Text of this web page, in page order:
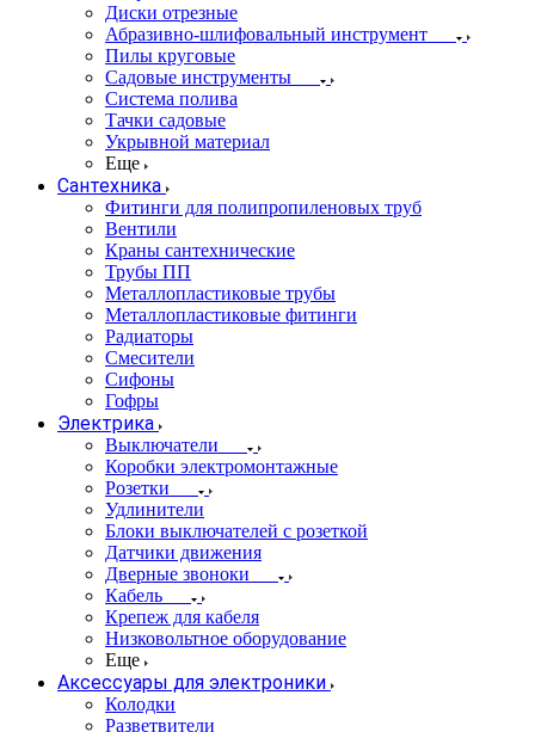
Диски отрезные
Абразивно-шлифовальный инструмент
Пилы круговые
Садовые инструменты
Система полива
Тачки садовые
Укрывной материал
Еще
Сантехника
Фитинги для полипропиленовых труб
Вентили
Краны сантехнические
Трубы ПП
Металлопластиковые трубы
Металлопластиковые фитинги
Радиаторы
Смесители
Сифоны
Гофры
Электрика
Выключатели
Коробки электромонтажные
Розетки
Удлинители
Блоки выключателей с розеткой
Датчики движения
Дверные звоноки
Кабель
Крепеж для кабеля
Низковольтное оборудование
Еще
Аксессуары для электроники
Колодки
Разветвители